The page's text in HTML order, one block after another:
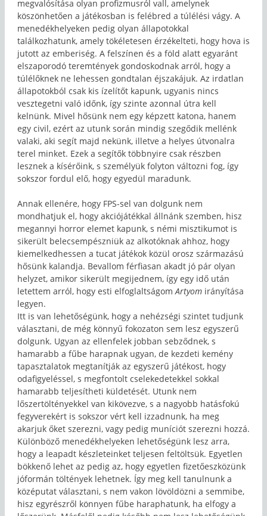
megvalósítása olyan profizmusról vall, amelynek
köszönhetően a játékosban is felébred a túlélési vágy. A
menedékhelyeken pedig olyan állapotokkal
találkozhatunk, amely tökéletesen érzékelteti, hogy hova is
jutott az emberiség. A felszínen és a föld alatt egyaránt
elszaporodó teremtények gondoskodnak arról, hogy a
túlélőknek ne lehessen gondtalan éjszakájuk. Az irdatlan
állapotokból csak kis ízelítőt kapunk, ugyanis nincs
vesztegetni való időnk, így szinte azonnal útra kell
kelnünk. Mivel hősünk nem egy képzett katona, hanem
egy civil, ezért az utunk során mindig szegődik mellénk
valaki, aki segít majd nekünk, illetve a helyes útvonalra
terel minket. Ezek a segítők többnyire csak részben
lesznek a kísérőink, s személyük folyton változni fog, így
sokszor fordul elő, hogy egyedül maradunk.
Annak ellenére, hogy FPS-sel van dolgunk nem
mondhatjuk el, hogy akciójátékkal állnánk szemben, hisz
megannyi horror elemet kapunk, s némi misztikumot is
sikerült belecsempészniük az alkotóknak ahhoz, hogy
kiemelkedhessen a tucat játékok közül orosz származású
hősünk kalandja. Bevallom férfiasan akadt jó pár olyan
helyzet, amikor sikerült megijednem, így egy idő után
letettem arról, hogy esti elfoglaltságomArtyom irányítása
legyen.
Itt is van lehetőségünk, hogy a nehézségi szintet tudjunk
választani, de még könnyű fokozaton sem lesz egyszerű
dolgunk. Ugyan az ellenfelek jobban sebződnek, s
hamarabb a fűbe harapnak ugyan, de kezdeti kemény
tapasztalatok megtanítják az egyszerű játékost, hogy
odafigyeléssel, s megfontolt cselekedetekkel sokkal
hamarabb teljesítheti küldetését. Utunk nem
lőszertöltényekkel van kikövezve, s a nagyobb hatásfokú
fegyverekért is sokszor vért kell izzadnunk, ha meg
akarjuk őket szerezni, vagy pedig muníciót szerezni hozzá.
Különböző menedékhelyeken lehetőségünk lesz arra,
hogy a leapadt készleteinket teljesen feltöltsük. Egyetlen
bökkenő lehet az pedig az, hogy egyetlen fizetőeszközünk
jóformán töltények lehetnek. Így meg kell tanulnunk a
középutat választani, s nem vakon lövöldözni a semmibe,
hisz egyrészről könnyen fűbe haraphatunk, ha elfogy a